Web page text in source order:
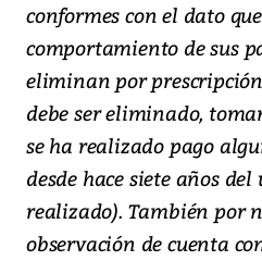
conformes con el dato
comportamiento de sus
eliminan por
debe ser eliminado,
se ha realizado pago
desde hace siete años
realizado). También por
observación de cuenta